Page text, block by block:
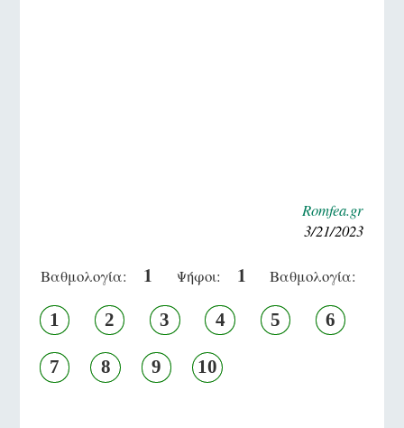
Romfea.gr
3/21/2023
Βαθμολογία: 1 Ψήφοι: 1 Βαθμολογία:
1 2 3 4 5 6
7 8 9 10